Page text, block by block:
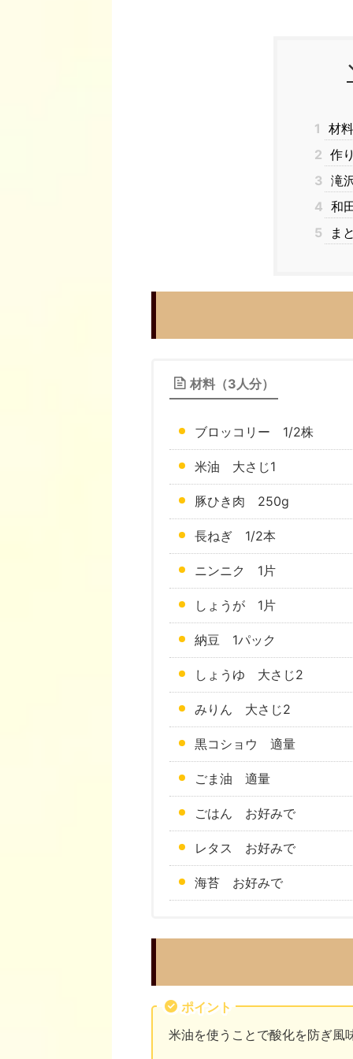
1 材料
2 作
3 滝
4 和
5
ま
材料（3人分）
ブロッコリー 1/2株
米油 大さじ1
豚ひき肉 250g
長ねぎ 1/2本
ニンニク 1片
しょうが 1片
納豆 1パック
しょうゆ 大さじ2
みりん 大さじ2
黒コショウ 適量
ごま油 適量
ごはん お好みで
レタス お好みで
海苔 お好みで
ポイント
米油を使うことで酸化を防ぎ風